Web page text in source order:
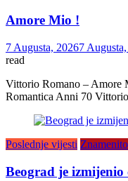
Amore Mio !
7 Augusta, 20267
read
Vittorio Romano – Amore
Romantica Anni 70
Poslednje vijesti
Beograd je